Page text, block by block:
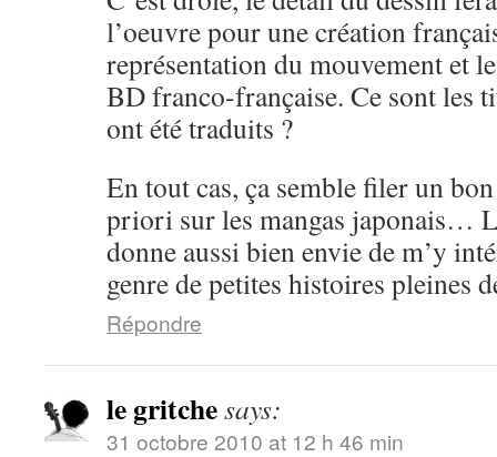
l’oeuvre pour une création
représentation du mouvement et
BD franco-française. Ce sont les
ont été traduits ?
En tout cas, ça semble filer un
priori sur les mangas japonais…
donne aussi bien envie de m’y
genre de petites histoires pleines
Répondre
le gritchesays:
31 octobre 2010 at 12 h 46 min